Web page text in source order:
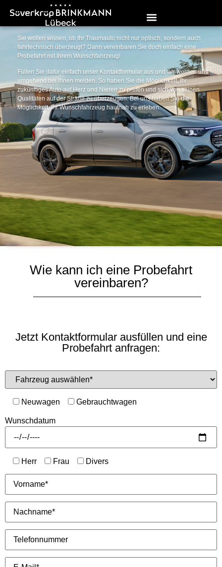
Probefahrt
Sie wollen wissen, ob Ihr Traumauto nicht nur optisch, sondern auch
fahrtechnisch überzeugt? Dann vereinbaren Sie doch einfach eine
Probefahrt mit Ihrem Wunschfahrzeug!
Füllen Sie dafür einfach unser Kontaktformular aus und wir werden uns
umgehend bei Ihnen melden. So haben Sie die Möglichkeit, Ihr
zukünftiges Auto auf Herz und Nieren zu prüfen und sich von seinen
Qualitäten auf der Straße zu überzeugen. Bei uns haben Sie die
Möglichkeit, Ihr Wunschfahrzeug hautnah zu erleben.
Wie kann ich eine Probefahrt
vereinbaren?
Jetzt Kontaktformular ausfüllen und eine
Probefahrt anfragen:
Neuwagen Gebrauchtwagen
Wunschdatum
Herr Frau Divers